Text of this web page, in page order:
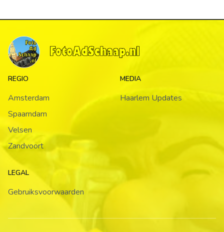
REGIO
Amsterdam
Spaarndam
Velsen
Zandvoort
MEDIA
Haarlem Updates
LEGAL
Gebruiksvoorwaarden